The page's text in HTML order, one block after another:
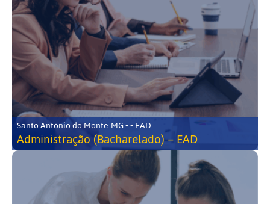
Santo Antônio do Monte-MG • • EAD
Administração (Bacharelado) – EAD